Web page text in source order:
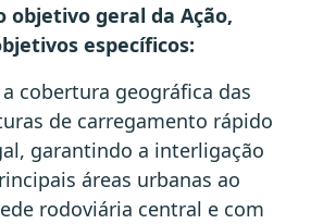
objetivo geral da Ação,
específicos:
cobertura geográfica das
de carregamento rápido
garantindo a interligação
áreas urbanas ao
rodoviária central e com